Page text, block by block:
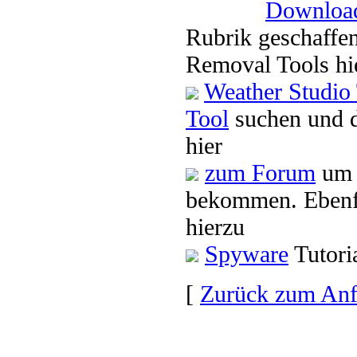
Rubrik
Removal Tools
Weather
Tool suchen und
hier
zum Forum
bekommen.
hierzu
Spyware
[ Zurück zum